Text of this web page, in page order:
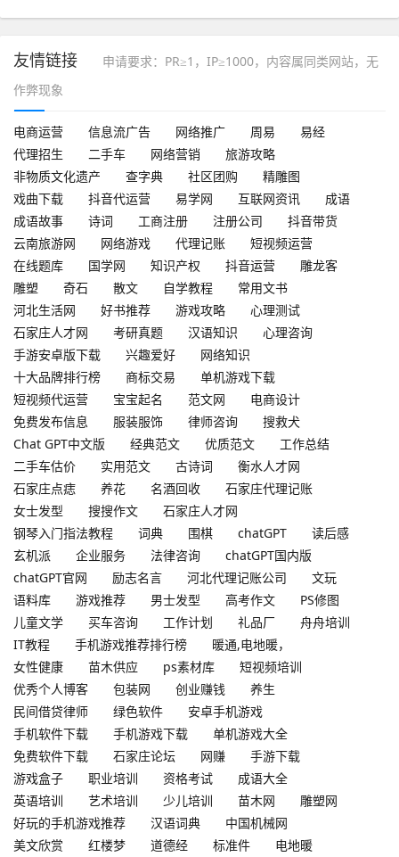
友情链接
申请要求：PR≥1，IP≥1000，内容属同类网站，无
作弊现象
电商运营 信息流广告 网络推广 周易
易经
代理招生
二手车 网络营销
旅游攻略
非物质文化遗产
查字典 社区团购
精雕图
戏曲下载
抖音代运营 易学网 互联网资讯
成语
成语故事
诗词 工商注册 注册公司
抖音带货
云南旅游网
网络游戏 代理记账
短视频运营
在线题库
国学网 知识产权 抖音运营
雕龙客
雕塑
奇石 散文 自学教程
常用文书
河北生活网
好书推荐 游戏攻略
心理测试
石家庄人才网
考研真题 汉语知识
心理咨询
手游安卓版下载
兴趣爱好
网络知识
十大品牌排行榜
商标交易
单机游戏下载
短视频代运营
宝宝起名 范文网
电商设计
免费发布信息
服装服饰 律师咨询
搜救犬
Chat GPT中文版
经典范文 优质范文
工作总结
二手车估价
实用范文 古诗词
衡水人才网
石家庄点痣
养花 名酒回收
石家庄代理记账
女士发型
搜搜作文
石家庄人才网
钢琴入门指法教程
词典 围棋 chatGPT
读后感
玄机派
企业服务 法律咨询
chatGPT国内版
chatGPT官网
励志名言 河北代理记账公司
文玩
语料库
游戏推荐 男士发型 高考作文
PS修图
儿童文学
买车咨询 工作计划 礼品厂
舟舟培训
IT教程
手机游戏推荐排行榜
暖通,电地暖，
女性健康
苗木供应 ps素材库
短视频培训
优秀个人博客
包装网 创业赚钱
养生
民间借贷律师
绿色软件
安卓手机游戏
手机软件下载
手机游戏下载
单机游戏大全
免费软件下载
石家庄论坛 网赚
手游下载
游戏盒子
职业培训 资格考试
成语大全
英语培训
艺术培训 少儿培训 苗木网
雕塑网
好玩的手机游戏推荐
汉语词典
中国机械网
美文欣赏
红楼梦 道德经 标准件
电地暖